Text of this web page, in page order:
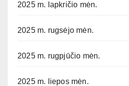
2025 m. lapkričio mėn.
2025 m. rugsėjo mėn.
2025 m. rugpjūčio mėn.
2025 m. liepos mėn.